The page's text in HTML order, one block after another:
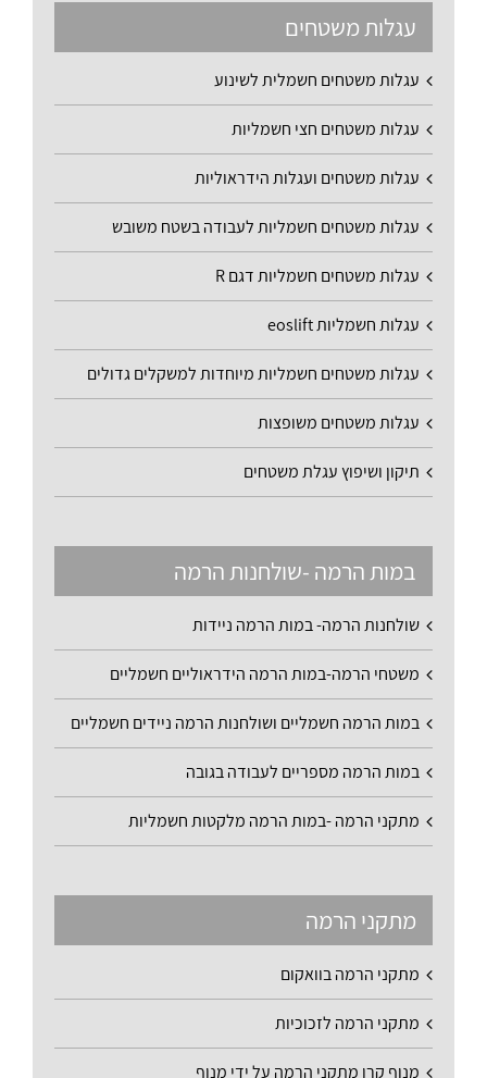
עגלות משטחים
עגלות משטחים חשמלית לשינוע
עגלות משטחים חצי חשמליות
עגלות משטחים ועגלות הידראוליות
עגלות משטחים חשמליות לעבודה בשטח משובש
עגלות משטחים חשמליות דגם R
עגלות חשמליות eoslift
עגלות משטחים חשמליות מיוחדות למשקלים גדולים
עגלות משטחים משופצות
תיקון ושיפוץ עגלת משטחים
במות הרמה -שולחנות הרמה
שולחנות הרמה- במות הרמה ניידות
משטחי הרמה-במות הרמה הידראוליים חשמליים
במות הרמה חשמליים ושולחנות הרמה ניידים חשמליים
במות הרמה מספריים לעבודה בגובה
מתקני הרמה -במות הרמה מלקטות חשמליות
מתקני הרמה
מתקני הרמה בוואקום
מתקני הרמה לזכוכיות
מנוף קרן מתקני הרמה על ידי מנוף